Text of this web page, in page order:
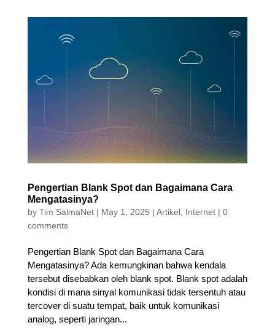
Pengertian Blank Spot dan Bagaimana Cara
Mengatasinya?
by Tim SalmaNet| May 1, 2025 | Artikel, Internet| 0
comments
Pengertian Blank Spot dan Bagaimana Cara
Mengatasinya? Ada kemungkinan bahwa kendala
tersebut disebabkan oleh blank spot. Blank spot adalah
kondisi di mana sinyal komunikasi tidak tersentuh atau
tercover di suatu tempat, baik untuk komunikasi
analog, seperti jaringan...